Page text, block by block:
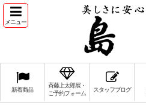
メニュー
新着商品
斉藤上太郎展・
ご予約フォーム
スタッフブログ